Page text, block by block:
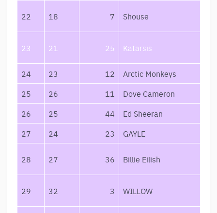
22 18 7 Shouse
23 21 25 Katarsis
24 23 12
Arctic Monkeys
25
26 11
Dove Cameron
26
25 44
Ed Sheeran
27
24 23 GAYLE
28 27 36 Billie Eilish
29 32 3 WILLOW